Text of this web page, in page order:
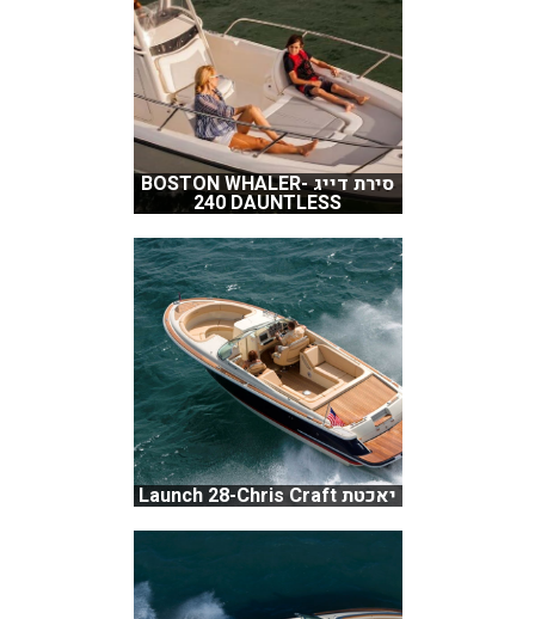
סירת דייג BOSTON WHALER-
240 DAUNTLESS
יאכטת Launch 28-Chris Craft